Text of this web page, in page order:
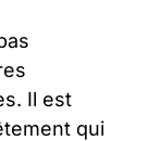
Il est
qui